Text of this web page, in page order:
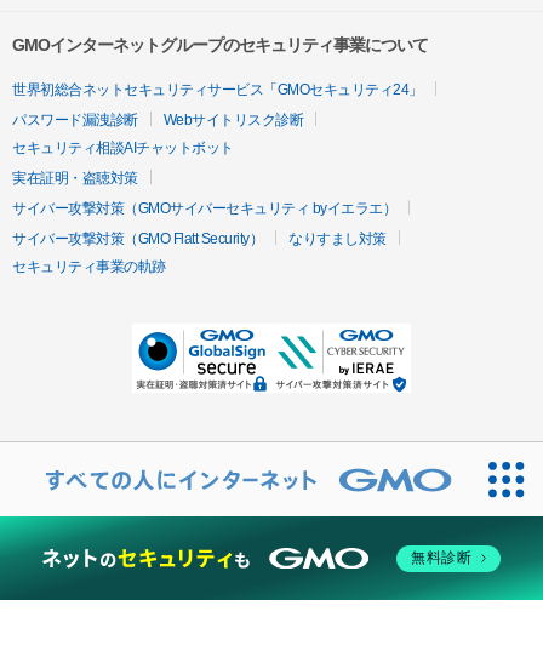
GMOインターネットグループのセキュリティ事業について
世界初総合ネットセキュリティサービス「GMOセキュリティ24」
パスワード漏洩診断
Webサイトリスク診断
セキュリティ相談AIチャットボット
実在証明・盗聴対策
サイバー攻撃対策（GMOサイバーセキュリティ byイエラエ）
サイバー攻撃対策（GMO Flatt Security）
なりすまし対策
セキュリティ事業の軌跡
無料診断